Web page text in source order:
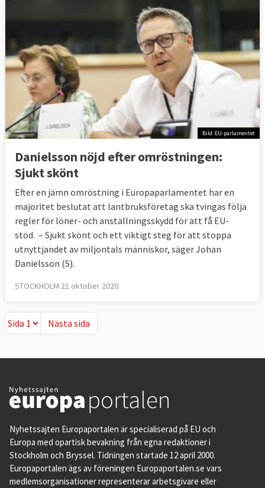
Bild: EU-parlamentet
Danielsson nöjd efter omröstningen:
Sjukt skönt
Efter en jämn omröstning i Europaparlamentet har en
majoritet beslutat att lantbruksföretag ska tvingas följa
regler för löner- och anställningsskydd för att få EU-
stöd. – Sjukt skönt och ett viktigt steg för att stoppa
utnyttjandet av miljontals människor, säger Johan
Danielsson (S).
STOCKHOLM 21 oktober 2020
Nästa sida
Nästa sida
Nyhetssajten Europaportalen är specialiserad på EU och
Europa med opartisk bevakning från egna redaktioner i
Stockholm och Bryssel. Tidningen startade 12 april 2000.
Europaportalen ägs av föreningen Europaportalen.se vars
medlemsorganisationer representerar arbetsgivare eller